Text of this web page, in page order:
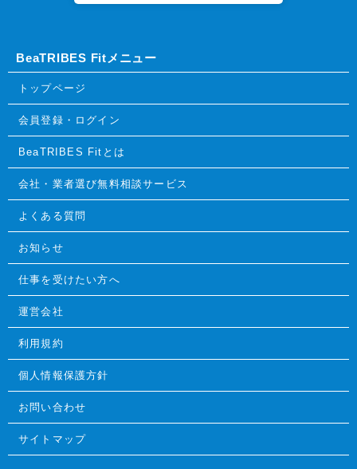
BeaTRIBES Fitメニュー
トップページ
会員登録・ログイン
BeaTRIBES Fitとは
会社・業者選び無料相談サービス
よくある質問
お知らせ
仕事を受けたい方へ
運営会社
利用規約
個人情報保護方針
お問い合わせ
サイトマップ